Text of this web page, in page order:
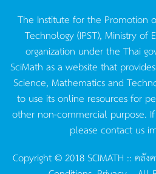
The Institute for the Promotion
Technology (IPST), Ministry of
organization under the Thai
SciMath as a website that
Science, Mathematics and
to use its online resources for
other non-commercial purpose.
please contact us
Copyright © 2018 SCIMATH :: คลัง